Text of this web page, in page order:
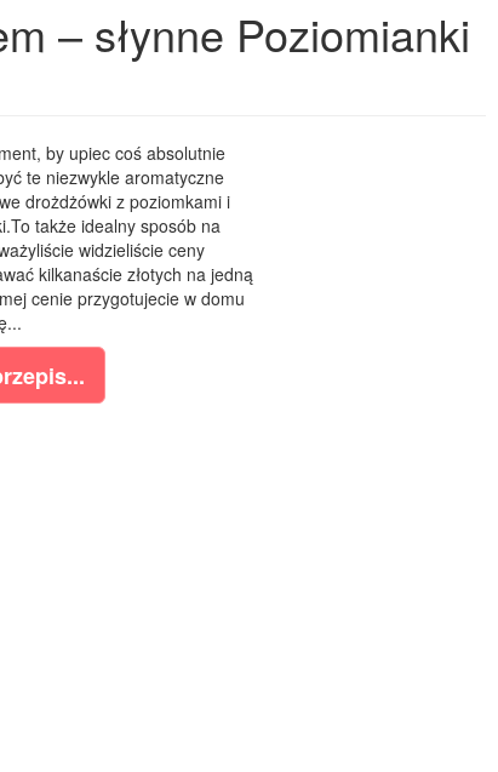
– słynne Poziomianki
by upiec coś absolutnie
te niezwykle aromatyczne
drożdżówki z poziomkami i
także idealny sposób na
widzieliście ceny
kilkanaście złotych na jedną
cenie przygotujecie w domu